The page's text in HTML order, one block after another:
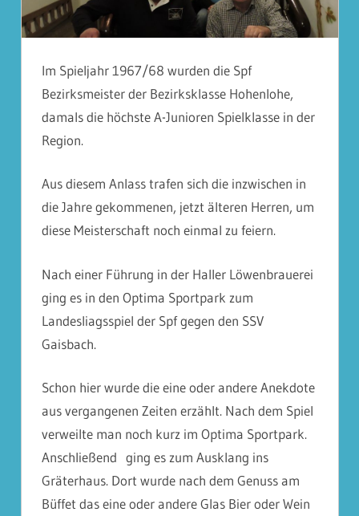
Im Spieljahr 1967/68 wurden die Spf
Bezirksmeister der Bezirksklasse Hohenlohe,
damals die höchste A-Junioren Spielklasse in der
Region.
Aus diesem Anlass trafen sich die inzwischen in
die Jahre gekommenen, jetzt älteren Herren, um
diese Meisterschaft noch einmal zu feiern.
Nach einer Führung in der Haller Löwenbrauerei
ging es in den Optima Sportpark zum
Landesliagsspiel der Spf gegen den SSV
Gaisbach.
Schon hier wurde die eine oder andere Anekdote
aus vergangenen Zeiten erzählt. Nach dem Spiel
verweilte man noch kurz im Optima Sportpark.
Anschließend ging es zum Ausklang ins
Gräterhaus. Dort wurde nach dem Genuss am
Büffet das eine oder andere Glas Bier oder Wein